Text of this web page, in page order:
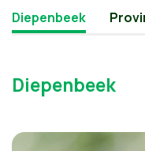
Diepenbeek
Diepenbeek